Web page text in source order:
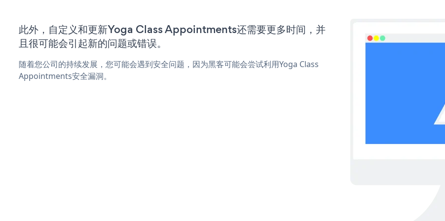
此外，自定义和更新Yoga Class Appointments还需要更多时间，并
且很可能会引起新的问题或错误。
随着您公司的持续发展，您可能会遇到安全问题，因为黑客可能会尝试利用Yoga Class
Appointments安全漏洞。